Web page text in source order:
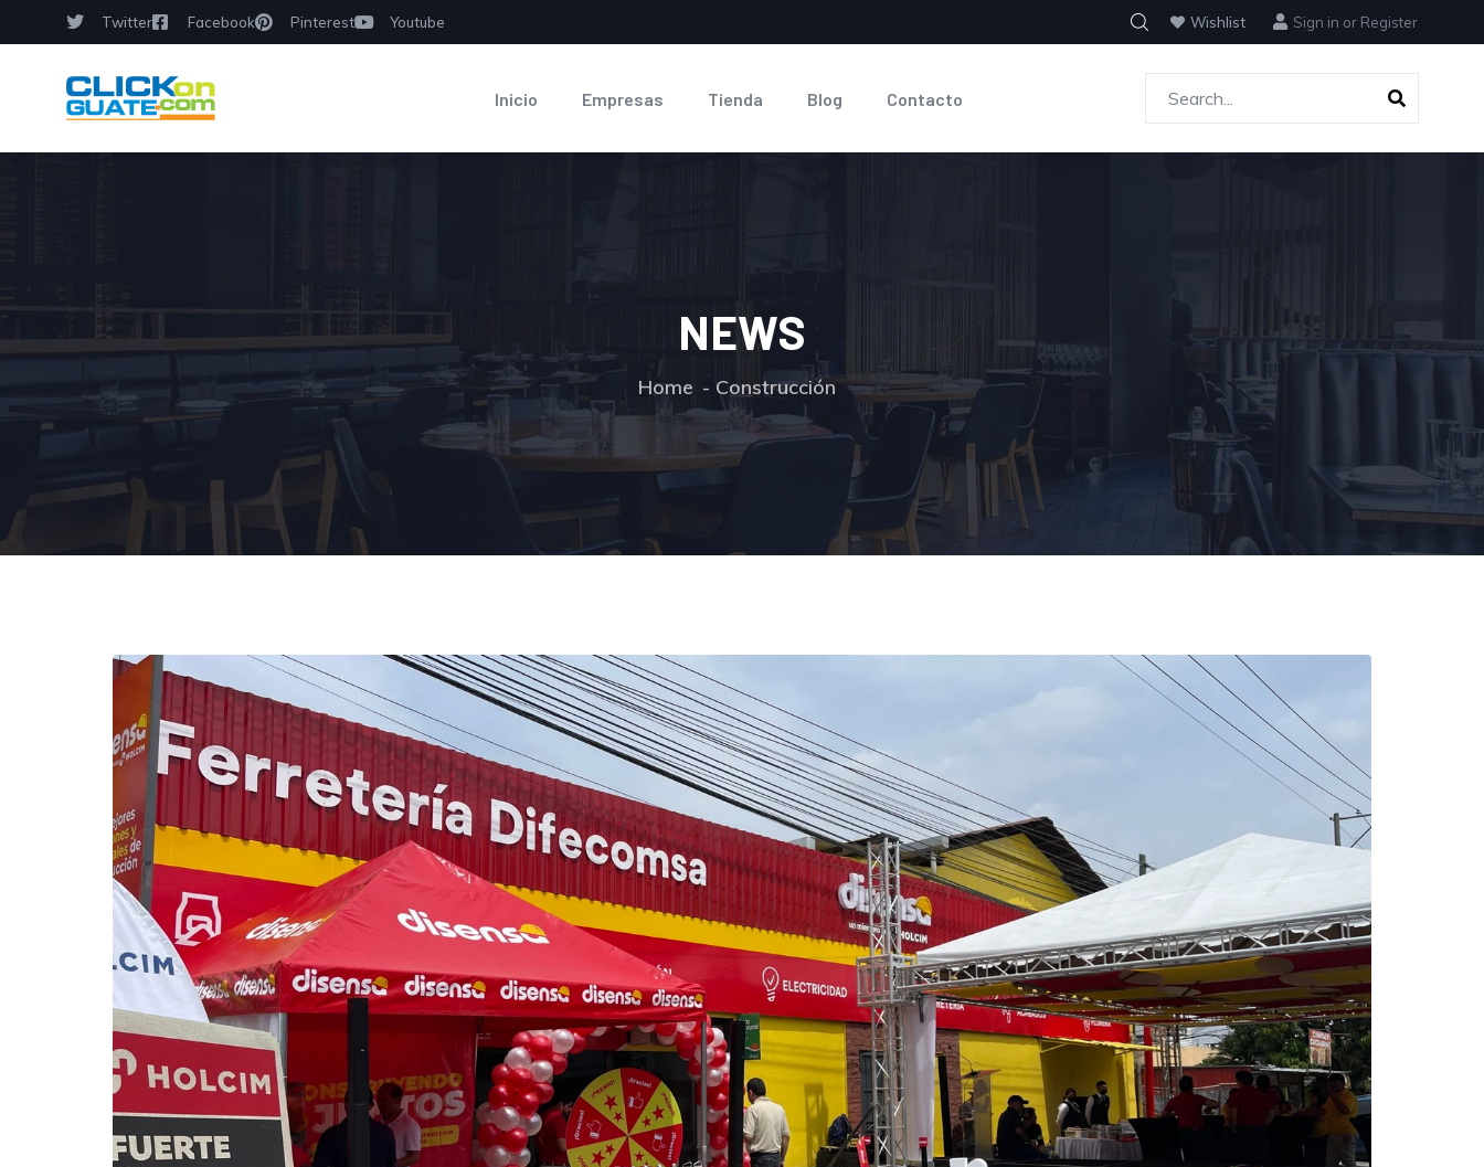
Twitter Facebook Pinterest Youtube Wishlist Sign in or Register
Inicio Empresas Tienda Blog Contacto
NEWS
Home Construcción